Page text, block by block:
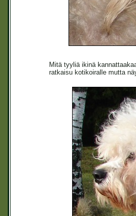
Mitä tyyliä ikinä
ratkaisu kotikoiralle mutta